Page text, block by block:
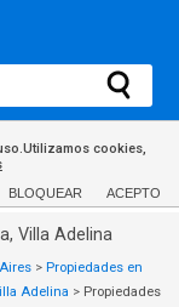
cookies,
BLOQUEAR ACEPTO
Villa Adelina
> Propiedades en
Adelina > Propiedades